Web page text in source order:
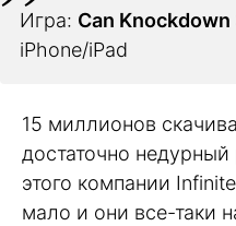
Игра: Can Knockdown
iPhone/iPad
15 миллионов
достаточно недурный
этого компании
мало и они все-таки